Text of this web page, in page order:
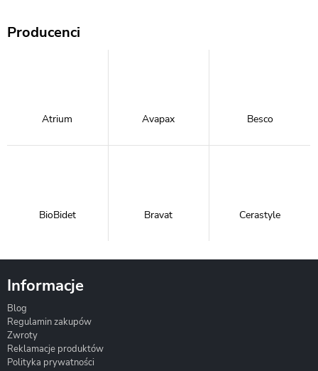
Producenci
Atrium Avapax Besco
BioBidet Bravat Cerastyle
Informacje
Blog
Regulamin zakupów
Zwroty
Reklamacje produktów
Polityka prywatności